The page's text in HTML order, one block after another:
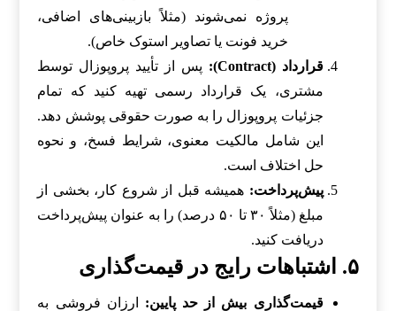
پروژه نمی‌شوند (مثلاً بازبینی‌های اضافی،
خرید فونت یا تصاویر استوک خاص).
قرارداد (Contract):
پس از تأیید پروپوزال توسط
مشتری، یک قرارداد رسمی تهیه کنید که تمام
جزئیات پروپوزال را به صورت حقوقی پوشش دهد.
این شامل مالکیت معنوی، شرایط فسخ، و نحوه
حل اختلاف است.
پیش‌پرداخت: همیشه قبل از شروع کار، بخشی از
مبلغ (مثلاً ۳۰ تا ۵۰ درصد) را به عنوان پیش‌پرداخت
دریافت کنید.
۵. اشتباهات رایج در قیمت‌گذاری
قیمت‌گذاری بیش از حد پایین: ارزان فروشی به